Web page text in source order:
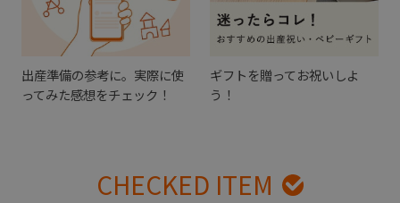
出産準備の参考に。実際に使
ってみた感想をチェック！
ギフトを贈ってお祝いしよ
う！
CHECKED ITEM